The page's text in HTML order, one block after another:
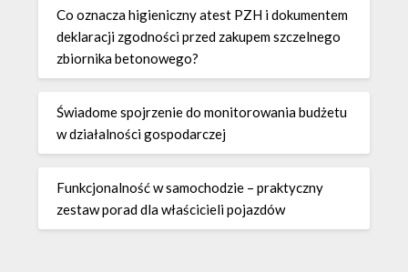
Co oznacza higieniczny atest PZH i dokumentem
deklaracji zgodności przed zakupem szczelnego
zbiornika betonowego?
Świadome spojrzenie do monitorowania budżetu
w działalności gospodarczej
Funkcjonalność w samochodzie – praktyczny
zestaw porad dla właścicieli pojazdów